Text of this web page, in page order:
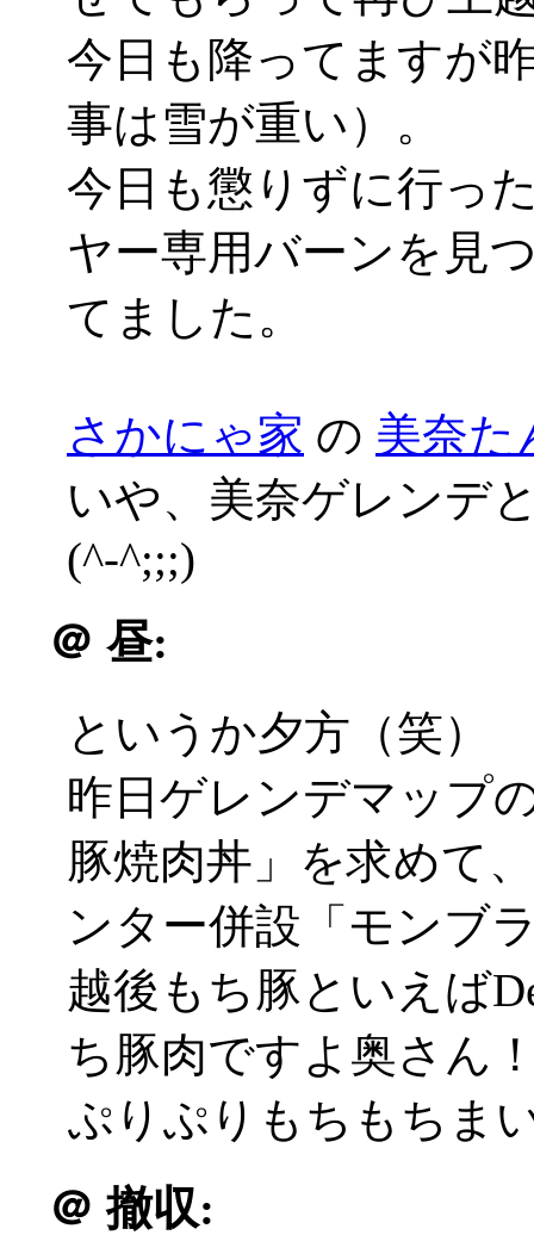
今日も降ってますが
事は雪が重い）。
今日も懲りずに行っ
ヤー専用バーンを見
てました。
さかにゃ家 の 美奈た
いや、美奈ゲレンデ
(^-^;;;)
＠ 昼:
というか夕方（笑）
昨日ゲレンデマップ
豚焼肉丼」を求めて
ンター併設「モンブ
越後もち豚といえば
ち豚肉ですよ奥さん
ぷりぷりもちもちま
＠ 撤収: